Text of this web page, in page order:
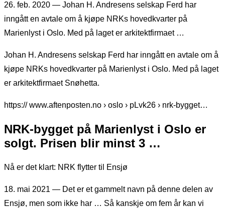
26. feb. 2020 — Johan H. Andresens selskap Ferd har
inngått en avtale om å kjøpe NRKs hovedkvarter på
Marienlyst i Oslo. Med på laget er arkitektfirmaet …
Johan H. Andresens selskap Ferd har inngått en avtale om å
kjøpe NRKs hovedkvarter på Marienlyst i Oslo. Med på laget
er arkitektfirmaet Snøhetta.
https:// www.aftenposten.no › oslo › pLvk26 › nrk-bygget…
NRK-bygget på Marienlyst i Oslo er
solgt. Prisen blir minst 3 …
Nå er det klart: NRK flytter til Ensjø
18. mai 2021 — Det er et gammelt navn på denne delen av
Ensjø, men som ikke har … Så kanskje om fem år kan vi